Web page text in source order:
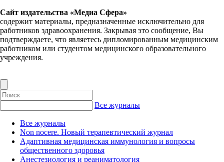
Сайт издательства «Медиа Сфера»
содержит материалы, предназначенные исключительно для
работников здравоохранения. Закрывая это сообщение, Вы
подтверждаете, что являетесь дипломированным медицинским
работником или студентом медицинского образовательного
учреждения.
Все журналы
Все журналы
Non nocere. Новый терапевтический журнал
Адаптивная медицинская иммунология и вопросы
общественного здоровья
Анестезиология и реаниматология